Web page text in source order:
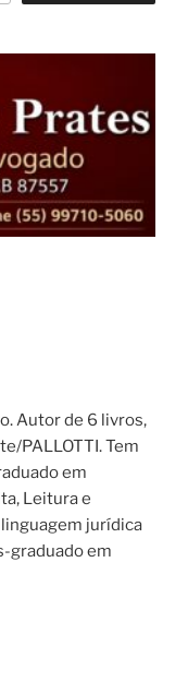
Autor de 6 livros,
PALLOTTI. Tem
em
Leitura e
jurídica
graduado em